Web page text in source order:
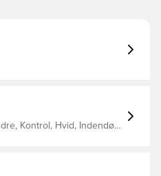
Kontrol, Hvid, Indendørs